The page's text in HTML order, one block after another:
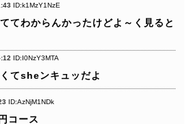
ID:k1MzY1NzE
てわからんかったけどよ～く見ると
ID:I0NzY3MTA
てsheンキュッだよ
ID:AzNjM1NDk
コース